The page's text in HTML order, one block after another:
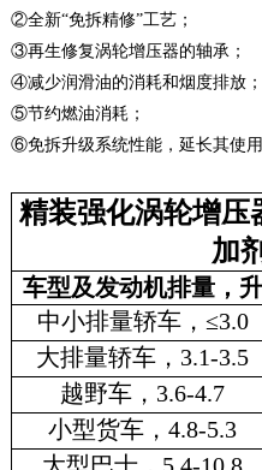
②全新“免拆精修”工艺；
③再生修复涡轮增压器的轴承；
④减少润滑油的消耗和烟度排放；
⑤节约燃油消耗；
⑥免拆升级系统性能，延长其使用
精装强化涡轮增压
加
车型及发动机排量，升
中小排量轿车，≤3.0
大排量轿车，3.1-3.5
越野车，3.6-4.7
小型货车，4.8-5.3